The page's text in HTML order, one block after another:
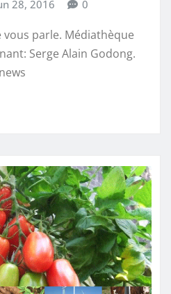
28, 2016 0
vous parle. Médiathèque
Serge Alain Godong.